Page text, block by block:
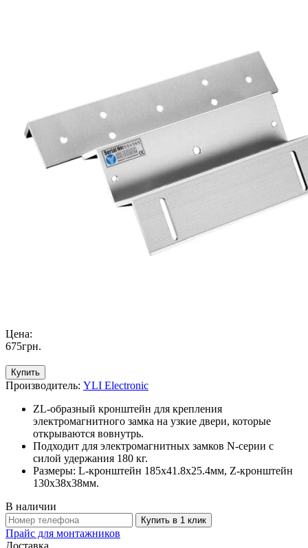
Цена:
675грн.
Купить
Производитель: YLI Electronic
ZL-oбразный кронштейн для крепления
электромагнитного замка на узкие двери, которые
открываются вовнутрь.
Подходит для электромагнитных замков N-серии с
силой удержания 180 кг.
Размеры: L-кронштейн 185x41.8x25.4мм, Z-кронштейн
130x38x38мм.
В наличии
Купить в 1 клик
Прайс для монтажников
Доставка